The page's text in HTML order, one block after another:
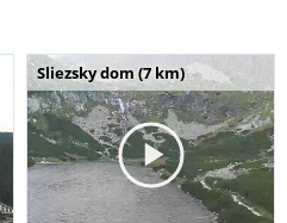
Sliezsky dom (7 km)